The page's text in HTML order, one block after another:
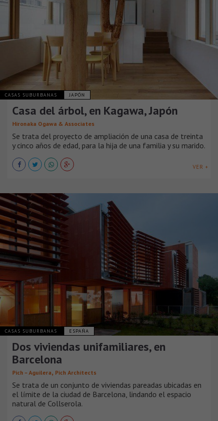
CASAS SUBURBANAS JAPÓN
Casa del árbol, en Kagawa, Japón
Hironaka Ogawa & Associates
Se trata del proyecto de ampliación de una casa de treinta
y cinco años de edad, para la hija de una familia y su marido.
VER +
CASAS SUBURBANAS ESPAÑA
Dos viviendas unifamiliares, en
Barcelona
Pich – Aguilera, Pich Architects
Se trata de un conjunto de viviendas pareadas ubicadas en
el límite de la ciudad de Barcelona, lindando el espacio
natural de Collserola.